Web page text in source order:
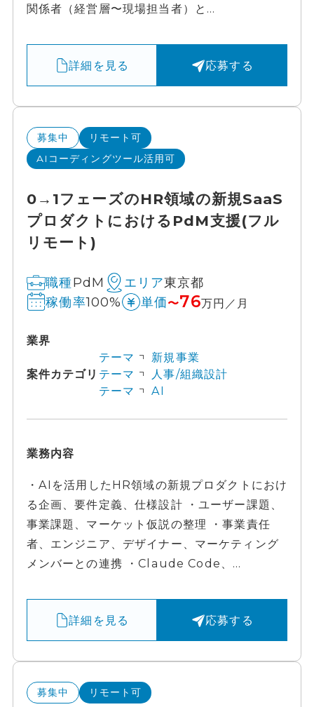
関係者（経営層〜現場担当者）と...
詳細を見る 応募する
募集中
リモート可
AIコーディングツール活用可
0→1フェーズのHR領域の新規SaaS
プロダクトにおけるPdM支援(フル
リモート)
職種PdM エリア東京都
稼働率100% 単価〜76万円／月
業界
案件カテゴリ
テーマ
新規事業
テーマ
人事/組織設計
テーマ
AI
業務内容
・AIを活用したHR領域の新規プロダクトにおけ
る企画、要件定義、仕様設計 ・ユーザー課題、
事業課題、マーケット仮説の整理 ・事業責任
者、エンジニア、デザイナー、マーケティング
メンバーとの連携 ・Claude Code、...
詳細を見る 応募する
募集中 リモート可